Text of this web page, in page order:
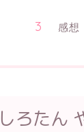
感想
しろたん